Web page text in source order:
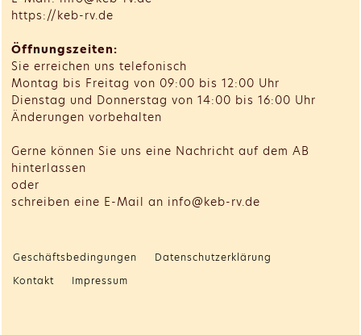
https://keb-rv.de
Öffnungszeiten:
Sie erreichen uns telefonisch
Montag bis Freitag von 09:00 bis 12:00 Uhr
Dienstag und Donnerstag von 14:00 bis 16:00 Uhr
Änderungen vorbehalten
Gerne können Sie uns eine Nachricht auf dem AB
hinterlassen
oder
schreiben eine E-Mail an info@keb-rv.de
Geschäftsbedingungen
Datenschutzerklärung
Kontakt
Impressum